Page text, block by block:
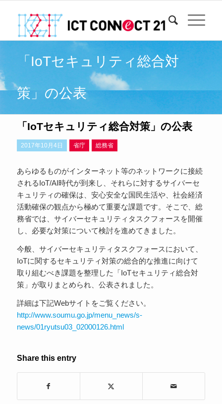
「IoTセキュリティ総合対
策」の公表
「IoTセキュリティ総合対策」の公表
2017年10月4日 省庁 総務省
あらゆるものがインターネット等のネットワークに接続
されるIoT/AI時代が到来し、それらに対するサイバーセ
キュリティの確保は、安心安全な国民生活や、社会経済
活動確保の観点から極めて重要な課題です。そこで、総
務省では、サイバーセキュリティタスクフォースを開催
し、必要な対策について検討を進めてきました。
今般、サイバーセキュリティタスクフォースにおいて、
IoTに関するセキュリティ対策の総合的な推進に向けて
取り組むべき課題を整理した「IoTセキュリティ総合対
策」が取りまとめられ、公表されました。
詳細は下記Webサイトをご覧ください。
http://www.soumu.go.jp/menu_news/s-
news/01ryutsu03_02000126.html
Share this entry